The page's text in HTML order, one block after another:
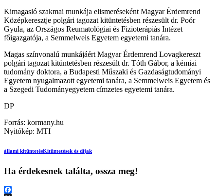
Kimagasló szakmai munkája elismeréseként Magyar Érdemrend
Középkeresztje polgári tagozat kitüntetésben részesült dr. Poór
Gyula, az Országos Reumatológiai és Fizioterápiás Intézet
főigazgatója, a Semmelweis Egyetem egyetemi tanára.
Magas színvonalú munkájáért Magyar Érdemrend Lovagkereszt
polgári tagozat kitüntetésben részesült dr. Tóth Gábor, a kémiai
tudomány doktora, a Budapesti Műszaki és Gazdaságtudományi
Egyetem nyugalmazott egyetemi tanára, a Semmelweis Egyetem és
a Szegedi Tudományegyetem címzetes egyetemi tanára.
DP
Forrás: kormany.hu
Nyitókép: MTI
állami kitüntetésKitüntetések és díjak
Ha érdekesnek találta, ossza meg!